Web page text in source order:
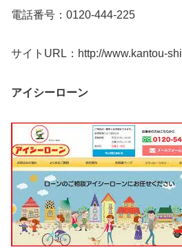
電話番号：0120-444-225
サイトURL：http://www.kantou-
アイシーローン